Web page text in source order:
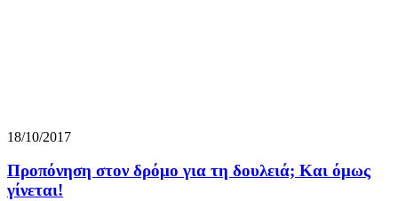
18/10/2017
Προπόνηση στον δρόμο για τη δουλειά; Και όμως
γίνεται!